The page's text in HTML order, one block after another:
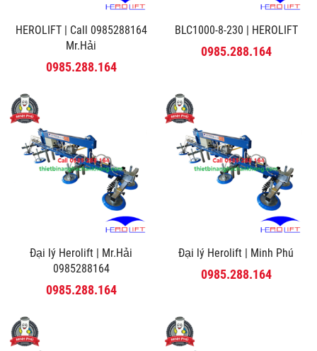
HEROLIFT | Call 0985288164
Mr.Hải
0985.288.164
BLC1000-8-230 | HEROLIFT
0985.288.164
Đại lý Herolift | Mr.Hải
0985288164
0985.288.164
Đại lý Herolift | Minh Phú
0985.288.164